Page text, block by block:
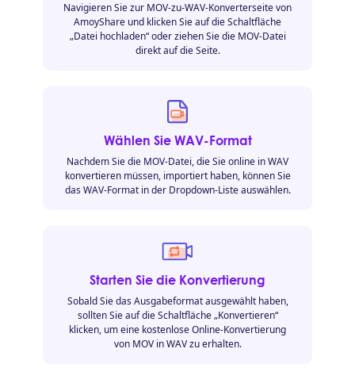
Navigieren Sie zur MOV-zu-WAV-Konverterseite von
AmoyShare und klicken Sie auf die Schaltfläche
„Datei hochladen“ oder ziehen Sie die MOV-Datei
direkt auf die Seite.
Wählen Sie WAV-Format
Nachdem Sie die MOV-Datei, die Sie online in WAV
konvertieren müssen, importiert haben, können Sie
das WAV-Format in der Dropdown-Liste auswählen.
Starten Sie die Konvertierung
Sobald Sie das Ausgabeformat ausgewählt haben,
sollten Sie auf die Schaltfläche „Konvertieren“
klicken, um eine kostenlose Online-Konvertierung
von MOV in WAV zu erhalten.